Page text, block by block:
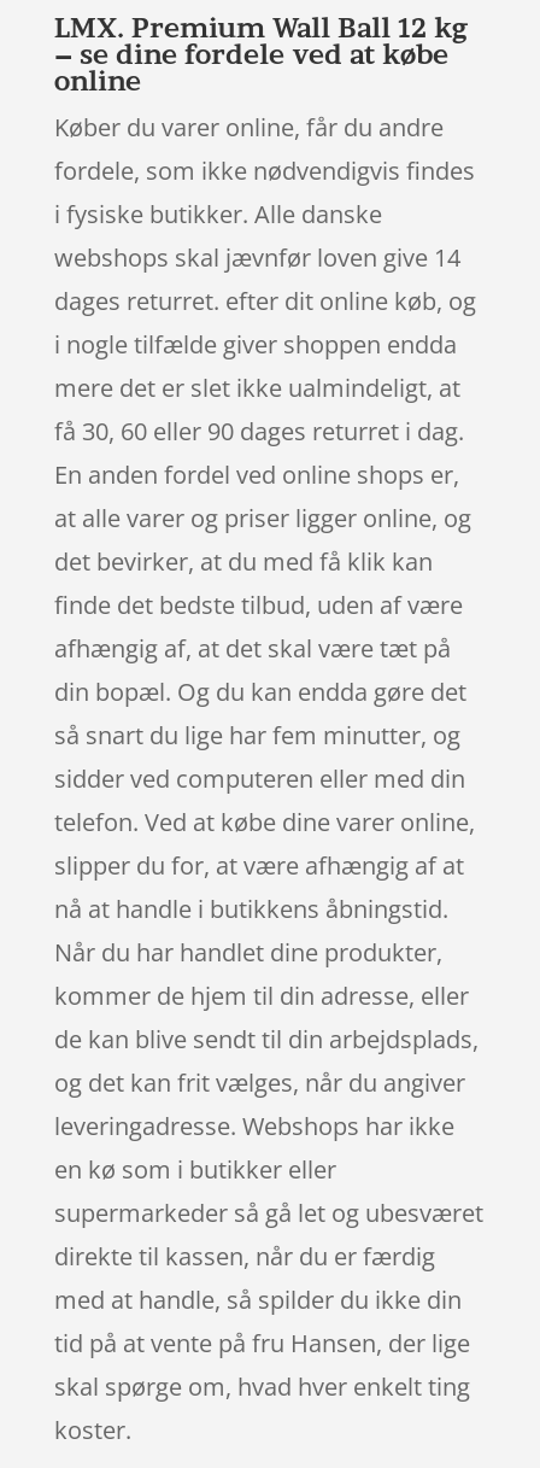
LMX. Premium Wall Ball 12 kg
– se dine fordele ved at købe
online
Køber du varer online, får du andre
fordele, som ikke nødvendigvis findes
i fysiske butikker. Alle danske
webshops skal jævnfør loven give 14
dages returret. efter dit online køb, og
i nogle tilfælde giver shoppen endda
mere det er slet ikke ualmindeligt, at
få 30, 60 eller 90 dages returret i dag.
En anden fordel ved online shops er,
at alle varer og priser ligger online, og
det bevirker, at du med få klik kan
finde det bedste tilbud, uden af være
afhængig af, at det skal være tæt på
din bopæl. Og du kan endda gøre det
så snart du lige har fem minutter, og
sidder ved computeren eller med din
telefon. Ved at købe dine varer online,
slipper du for, at være afhængig af at
nå at handle i butikkens åbningstid.
Når du har handlet dine produkter,
kommer de hjem til din adresse, eller
de kan blive sendt til din arbejdsplads,
og det kan frit vælges, når du angiver
leveringadresse. Webshops har ikke
en kø som i butikker eller
supermarkeder så gå let og ubesværet
direkte til kassen, når du er færdig
med at handle, så spilder du ikke din
tid på at vente på fru Hansen, der lige
skal spørge om, hvad hver enkelt ting
koster.